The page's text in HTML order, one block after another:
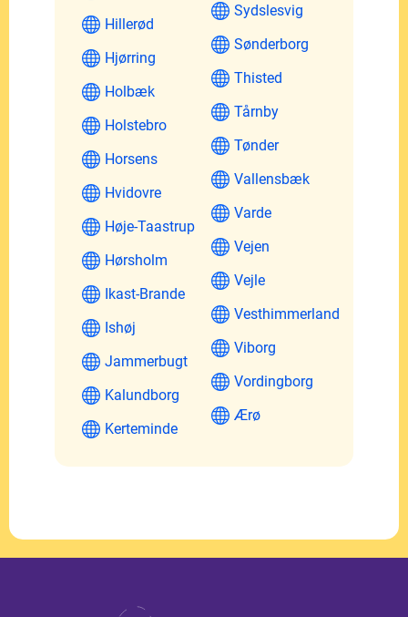
Hillerød
Hjørring
Holbæk
Holstebro
Horsens
Hvidovre
Høje-Taastrup
Hørsholm
Ikast-Brande
Ishøj
Jammerbugt
Kalundborg
Kerteminde
Sydslesvig
Sønderborg
Thisted
Tårnby
Tønder
Vallensbæk
Varde
Vejen
Vejle
Vesthimmerland
Viborg
Vordingborg
Ærø